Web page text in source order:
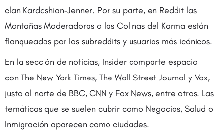
clan Kardashian-Jenner. Por su parte, en Reddit las
Montañas Moderadoras o las Colinas del Karma están
flanqueadas por los subreddits y usuarios más icónicos.
En la sección de noticias, Insider comparte espacio
con The New York Times, The Wall Street Journal y Vox,
justo al norte de BBC, CNN y Fox News, entre otros. Las
temáticas que se suelen cubrir como Negocios, Salud o
Inmigración aparecen como ciudades.